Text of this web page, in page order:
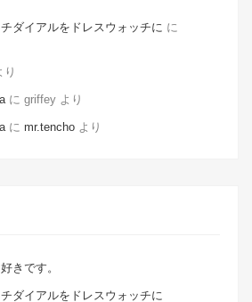
ダイアルをドレスウォッチに に
り
に griffey より
に mr.tencho より
きです。
ダイアルをドレスウォッチに